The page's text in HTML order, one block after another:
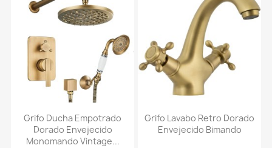
Grifo Ducha Empotrado
Dorado Envejecido
Monomando Vintage...
Grifo Lavabo Retro Dorado
Envejecido Bimando